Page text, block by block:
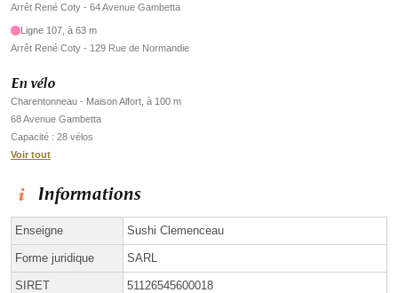
Arrêt René Coty - 64 Avenue Gambetta
Ligne 107, à 63 m
Arrêt René Coty - 129 Rue de Normandie
En vélo
Charentonneau - Maison Alfort, à 100 m
68 Avenue Gambetta
Capacité : 28 vélos
Voir tout
Informations
Enseigne Sushi Clemenceau
Forme juridique SARL
SIRET 51126545600018